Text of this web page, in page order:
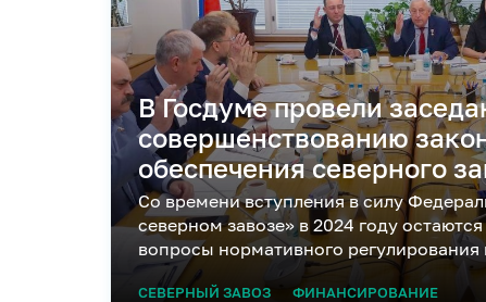
В Госдуме провели
совершенствованию
обеспечения северного
Со времени вступления в силу
северном завозе» в 2024 году
вопросы нормативного
СЕВЕРНЫЙ ЗАВОЗ ФИНАНСИРОВАНИЕ